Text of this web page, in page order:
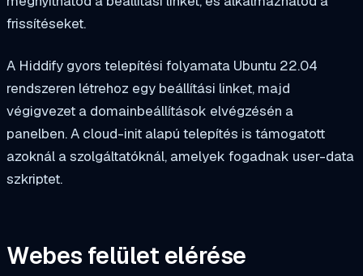
frissítéseket.
A Hiddify gyors telepítési folyamata Ubuntu 22.04
rendszeren létrehoz egy beállítási linket, majd
végigvezet a domainbeállítások elvégzésén a
panelben. A cloud-init alapú telepítés is támogatott
azoknál a szolgáltatóknál, amelyek fogadnak user-data
szkriptet.
Webes felület elérése